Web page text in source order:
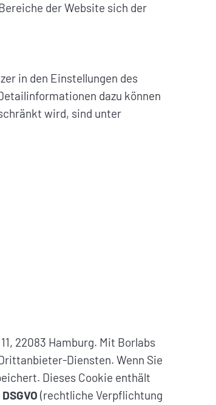
der Website sich der
in den Einstellungen des
dazu können
wird, sind unter
22083 Hamburg. Mit Borlabs
Diensten. Wenn Sie
Dieses Cookie enthält
(rechtliche Verpflichtung